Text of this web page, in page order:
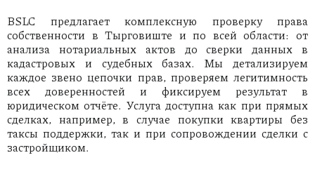
BSLC предлагает комплексную проверку права
собственности в Тырговиште и по всей области: от
анализа нотариальных актов до сверки данных в
кадастровых и судебных базах. Мы детализируем
каждое звено цепочки прав, проверяем легитимность
всех доверенностей и фиксируем результат в
юридическом отчёте. Услуга доступна как при прямых
сделках, например, в случае покупки квартиры без
таксы поддержки, так и при сопровождении сделки с
застройщиком.